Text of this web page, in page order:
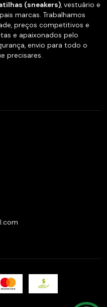
(sneakers), vestuário e
marcas. Trabalhamos
preços competitivos e
e apaixonados pelo
envio para todo o
precisares.